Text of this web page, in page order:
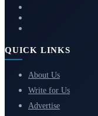
QUICK LINKS
About Us
Write for Us
Advertise